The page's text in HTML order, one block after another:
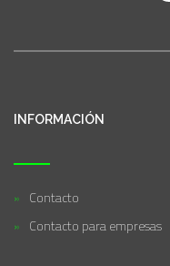
INFORMACIÓN
Contacto
Contacto para empresas